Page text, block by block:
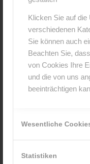
Klicken Sie auf
verschiedenen
Sie können auch
Beachten Sie,
von Cookies Ihre
und die von uns
beeinträchtigen
Wesentliche
Statistiken
Hinterlasse
Hinterlasse uns deinen